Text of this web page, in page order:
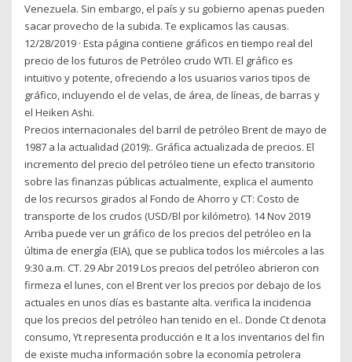
Venezuela. Sin embargo, el país y su gobierno apenas pueden
sacar provecho de la subida. Te explicamos las causas.
12/28/2019 · Esta página contiene gráficos en tiempo real del
precio de los futuros de Petróleo crudo WTI. El gráfico es
intuitivo y potente, ofreciendo a los usuarios varios tipos de
gráfico, incluyendo el de velas, de área, de líneas, de barras y
el Heiken Ashi.
Precios internacionales del barril de petróleo Brent de mayo de
1987 a la actualidad (2019):. Gráfica actualizada de precios. El
incremento del precio del petróleo tiene un efecto transitorio
sobre las finanzas públicas actualmente, explica el aumento
de los recursos girados al Fondo de Ahorro y CT: Costo de
transporte de los crudos (USD/Bl por kilómetro). 14 Nov 2019
Arriba puede ver un gráfico de los precios del petróleo en la
última de energía (EIA), que se publica todos los miércoles a las
9:30 a.m. CT. 29 Abr 2019 Los precios del petróleo abrieron con
firmeza el lunes, con el Brent ver los precios por debajo de los
actuales en unos días es bastante alta. verifica la incidencia
que los precios del petróleo han tenido en el.. Donde Ct denota
consumo, Yt representa producción e It a los inventarios del fin
de existe mucha información sobre la economía petrolera